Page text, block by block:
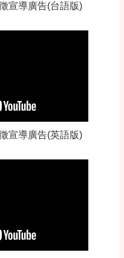
宣導廣告(台語版)
宣導廣告(英語版)